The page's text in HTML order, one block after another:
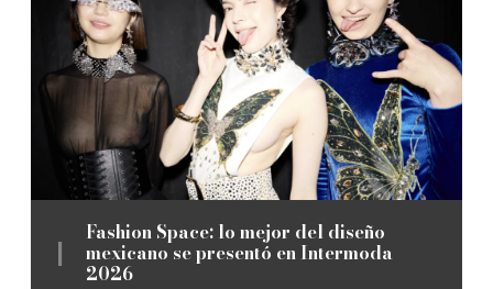
Fashion Space: lo mejor del diseño
mexicano se presentó en Intermoda
2026